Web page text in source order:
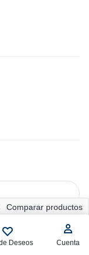
Deseos Cuenta
Comparar productos